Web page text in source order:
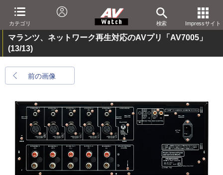
カテゴリ 検索 Impressサイト
マランツ、ネットワーク再生対応のAVプリ「AV7005」
(13/13)
前の画像